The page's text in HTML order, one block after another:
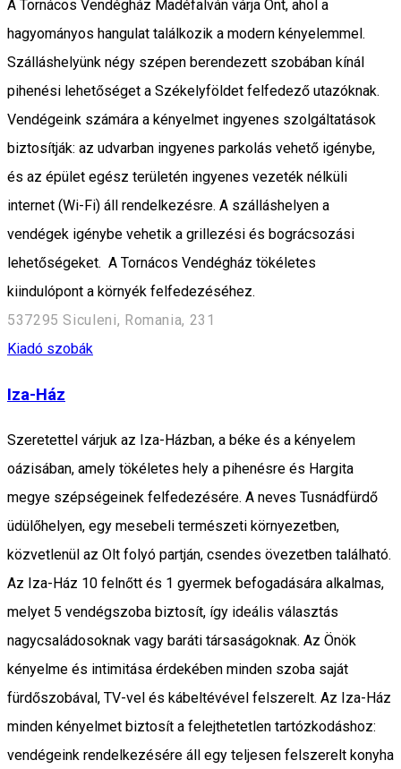
A Tornácos Vendégház Madéfalván várja Önt, ahol a
hagyományos hangulat találkozik a modern kényelemmel.
Szálláshelyünk négy szépen berendezett szobában kínál
pihenési lehetőséget a Székelyföldet felfedező utazóknak.
Vendégeink számára a kényelmet ingyenes szolgáltatások
biztosítják: az udvarban ingyenes parkolás vehető igénybe,
és az épület egész területén ingyenes vezeték nélküli
internet (Wi-Fi) áll rendelkezésre. A szálláshelyen a
vendégek igénybe vehetik a grillezési és bográcsozási
lehetőségeket. A Tornácos Vendégház tökéletes
kiindulópont a környék felfedezéséhez.
537295 Siculeni, Romania, 231
Kiadó szobák
Iza-Ház
Szeretettel várjuk az Iza-Házban, a béke és a kényelem
oázisában, amely tökéletes hely a pihenésre és Hargita
megye szépségeinek felfedezésére. A neves Tusnádfürdő
üdülőhelyen, egy mesebeli természeti környezetben,
közvetlenül az Olt folyó partján, csendes övezetben található.
Az Iza-Ház 10 felnőtt és 1 gyermek befogadására alkalmas,
melyet 5 vendégszoba biztosít, így ideális választás
nagycsaládosoknak vagy baráti társaságoknak. Az Önök
kényelme és intimitása érdekében minden szoba saját
fürdőszobával, TV-vel és kábeltévével felszerelt. Az Iza-Ház
minden kényelmet biztosít a felejthetetlen tartózkodáshoz:
vendégeink rendelkezésére áll egy teljesen felszerelt konyha